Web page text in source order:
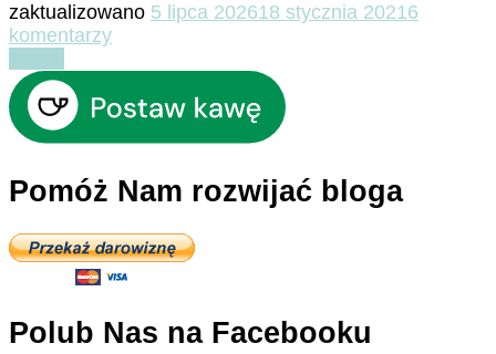
zaktualizowano 5 lipca 202618 stycznia 20216
komentarzydo
o
Ciao”
Pomóż Nam rozwijać bloga
Polub Nas na Facebooku